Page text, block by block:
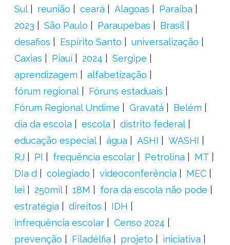
Sul
reunião ceará Alagoas
Paraíba
2023
São Paulo Paraupebas
Brasil
desafios
Espírito Santo
universalização
Caxias
Piauí 2024
Sergipe
aprendizagem
alfabetização
fórum regional
Fóruns estaduais
Fórum Regional Undime
Gravatá
Belém
dia da escola
escola
distrito federal
educação especial
água ASHI
WASHI
RJ
PI frequência escolar Petrolina
MT
DIa d
colegiado videoconferência
MEC
lei
250mil 18M
fora da escola não pode
estratégia
direitos
IDH
infrequência escolar
Censo 2024
prevenção
Filadélfia projeto
iniciativa